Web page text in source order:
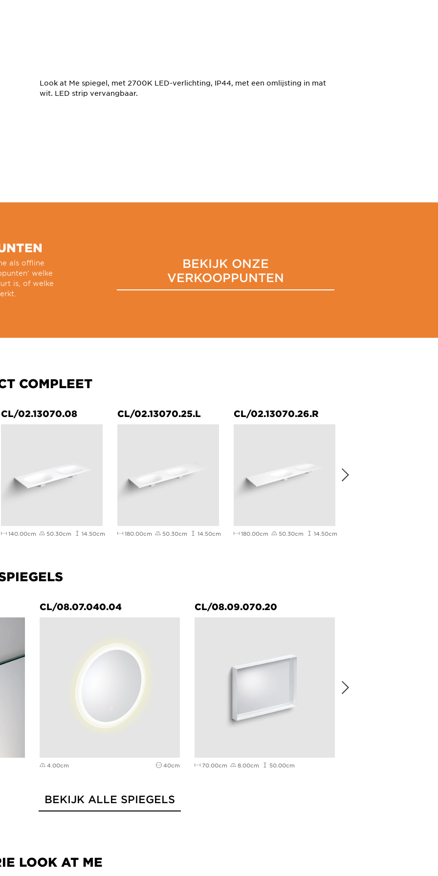
Look at Me spiegel, met 2700K LED-verlichting, IP44, met een omlijsting in mat
wit. LED strip vervangbaar.
als offline
welke
is, of welke
BEKIJK ONZE
VERKOOPPUNTEN
COMPLEET
CL/02.13070.08
140.00cm 50.30cm 14.50cm
CL/02.13070.25.L
180.00cm 50.30cm 14.50cm
CL/02.13070.26.R
180.00cm 50.30cm 14.50cm
CL/08.07.040.04
4.00cm 40cm
CL/08.09.070.20
70.00cm 8.00cm 50.00cm
BEKIJK ALLE SPIEGELS
LOOK AT ME